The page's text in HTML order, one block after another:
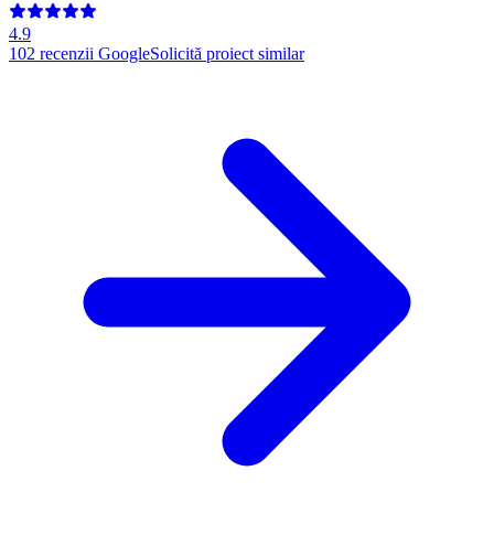
4.9
102 recenzii GoogleSolicită proiect similar